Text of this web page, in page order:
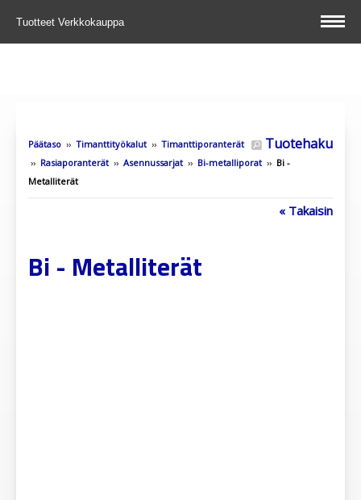
Tuotteet Verkkokauppa
Tuotehaku
Päätaso ›› Timanttityökalut›› Timanttiporanterät
›› Rasiaporanterät›› Asennussarjat›› Bi-metalliporat›› Bi -
Metalliterät
« Takaisin
Bi - Metalliterät